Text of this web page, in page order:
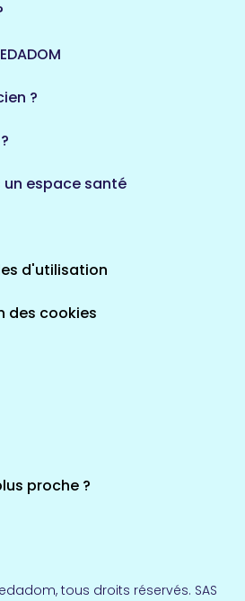
espaces de santé
Rhône-Alpes
de santé
de santé
de santé
de santé
et-Loire
Loiret
et-Cher
de santé
Atlantique
de santé
Agathon
?
espace santé
d'utilisation
des cookies
proche ?
tous droits réservés. SAS